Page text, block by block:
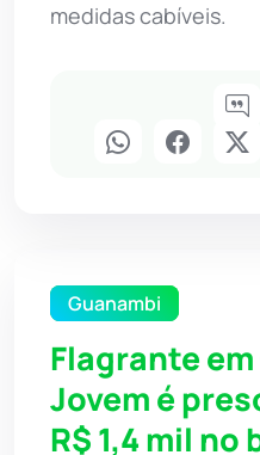
medidas cabíveis.
Guanambi
Flagrante
Jovem é
R$ 1,4 mil